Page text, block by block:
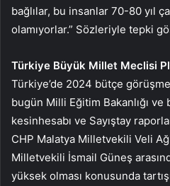
bağlılar, bu insanlar 70-80 yıl
olamıyorlar.” Sözleriyle tepki
Türkiye Büyük Millet Meclisi
Türkiye’de 2024 bütçe
bugün Milli Eğitim Bakanlığı ve
kesinhesabı ve Sayıştay
CHP Malatya Milletvekili Veli
Milletvekili İsmail Güneş
yüksek olması konusunda